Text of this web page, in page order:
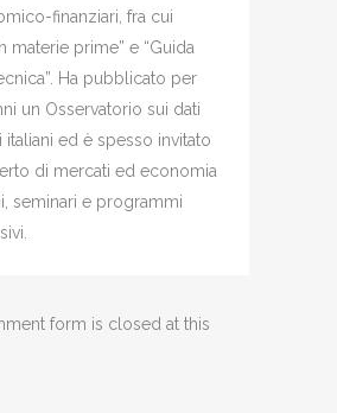
finanziari, fra cui
materie prime” e “Guida
Ha pubblicato per
un Osservatorio sui dati
ed è spesso invitato
di mercati ed economia
seminari e programmi
form is closed at this